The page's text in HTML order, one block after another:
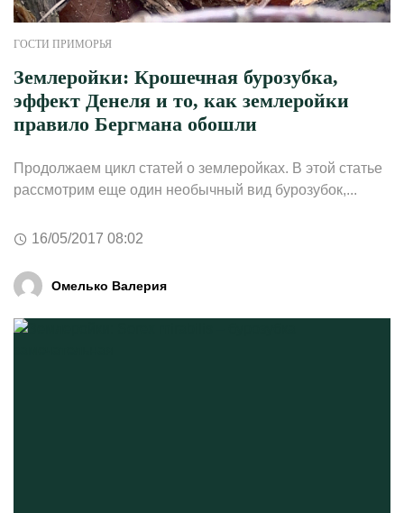
ГОСТИ ПРИМОРЬЯ
Землеройки: Крошечная бурозубка,
эффект Денеля и то, как землеройки
правило Бергмана обошли
Продолжаем цикл статей о землеройках. В этой статье
рассмотрим еще один необычный вид бурозубок,...
16/05/2017 08:02
Омелько Валерия